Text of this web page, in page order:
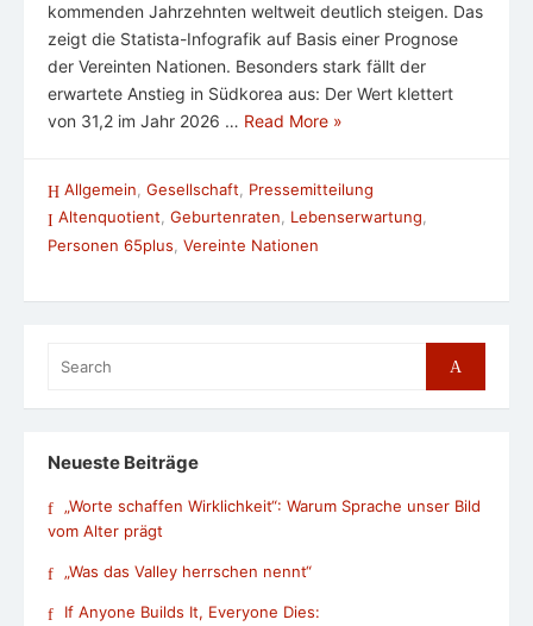
kommenden Jahrzehnten weltweit deutlich steigen. Das
zeigt die Statista-Infografik auf Basis einer Prognose
der Vereinten Nationen. Besonders stark fällt der
erwartete Anstieg in Südkorea aus: Der Wert klettert
von 31,2 im Jahr 2026 … Read More »
Allgemein Gesellschaft
Pressemitteilung
Altenquotient, Geburtenraten, Lebenserwartung,
Personen 65plus Vereinte Nationen
for:
Search
Neueste Beiträge
„Worte schaffen Wirklichkeit“: Warum Sprache unser Bild
vom Alter prägt
„Was das Valley herrschen nennt“
If Anyone Builds It, Everyone Dies: